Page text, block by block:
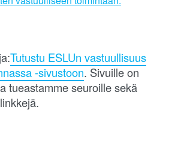
Tutustu ESLUn vastuullisuus
-sivustoon. Sivuille on
tueastamme seuroille sekä